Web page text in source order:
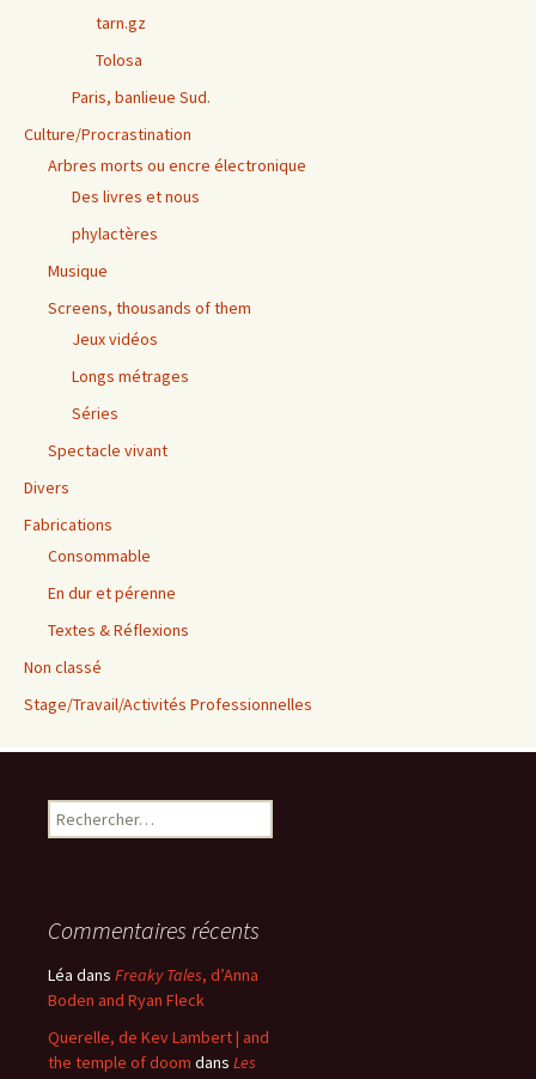
tarn.gz
Tolosa
Paris, banlieue Sud.
Culture/Procrastination
Arbres morts ou encre électronique
Des livres et nous
phylactères
Musique
Screens, thousands of them
Jeux vidéos
Longs métrages
Séries
Spectacle vivant
Divers
Fabrications
Consommable
En dur et pérenne
Textes & Réflexions
Non classé
Stage/Travail/Activités Professionnelles
Rechercher :
Commentaires récents
Léa dans Freaky Tales, d’Anna
Boden and Ryan Fleck
Querelle, de Kev Lambert | and
the temple of doom dans Les